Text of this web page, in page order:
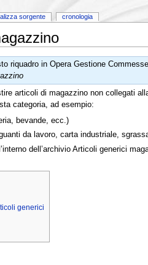
riquadro in Opera Gestione
articoli di magazzino non collegati
categoria, ad esempio:
bevande, ecc.)
da lavoro, carta industriale,
dell’archivio Articoli generici
generici
sorgente cronologia